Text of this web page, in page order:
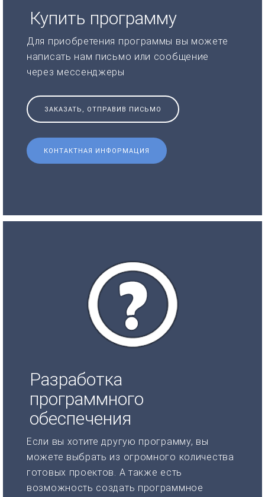
Купить программу
Для приобретения программы вы можете
написать нам письмо или сообщение
через мессенджеры
ЗАКАЗАТЬ, ОТПРАВИВ ПИСЬМО
КОНТАКТНАЯ ИНФОРМАЦИЯ
Разработка
программного
обеспечения
Если вы хотите другую программу, вы
можете выбрать из огромного количества
готовых проектов. А также есть
возможность создать программное